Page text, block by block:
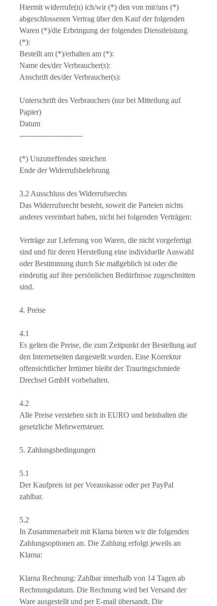
Hiermit widerrufe(n) ich/wir (*) den von mir/uns (*)
abgeschlossenen Vertrag über den Kauf der folgenden
Waren (*)/die Erbringung der folgenden Dienstleistung
(*):
Bestellt am (*)/erhalten am (*):
Name des/der Verbraucher(s):
Anschrift des/der Verbraucher(s):
Unterschrift des Verbrauchers (nur bei Mitteilung auf
Papier)
Datum
--------------------------
(*) Unzutreffendes streichen
Ende der Widerrufsbelehrung
3.2 Ausschluss des Widerrufsrechts
Das Widerrufsrecht besteht, soweit die Parteien nichts
anderes vereinbart haben, nicht bei folgenden Verträgen:
Verträge zur Lieferung von Waren, die nicht vorgefertigt
sind und für deren Herstellung eine individuelle Auswahl
oder Bestimmung durch Sie maßgeblich ist oder die
eindeutig auf ihre persönlichen Bedürfnisse zugeschnitten
sind.
4. Preise
4.1
Es gelten die Preise, die zum Zeitpunkt der Bestellung auf
den Internetseiten dargestellt wurden. Eine Korrektur
offensichtlicher Irrtümer bleibt der Trauringschmiede
Drechsel GmbH vorbehalten.
4.2
Alle Preise verstehen sich in EURO und beinhalten die
gesetzliche Mehrwertsteuer.
5. Zahlungsbedingungen
5.1
Der Kaufpreis ist per Vorauskasse oder per PayPal
zahlbar.
5.2
In Zusammenarbeit mit Klarna bieten wir die folgenden
Zahlungsoptionen an. Die Zahlung erfolgt jeweils an
Klarna:
Klarna Rechnung: Zahlbar innerhalb von 14 Tagen ab
Rechnungsdatum. Die Rechnung wird bei Versand der
Ware ausgestellt und per E-mail übersandt. Die